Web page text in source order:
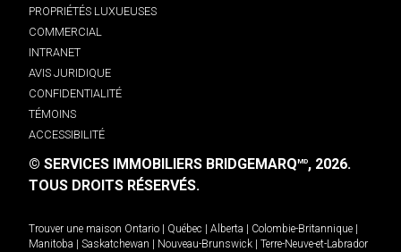
PROPRIÉTÉS LUXUEUSES
COMMERCIAL
INTRANET
AVIS JURIDIQUE
CONFIDENTIALITÉ
TÉMOINS
ACCESSIBILITÉ
© SERVICES IMMOBILIERS BRIDGEMARQMD, 2026.
TOUS DROITS RÉSERVÉS.
Trouver une maison Ontario Québec Alberta Colombie-Britannique
Manitoba
Saskatchewan Nouveau-Brunswick
Terre-Neuve-et-Labrador